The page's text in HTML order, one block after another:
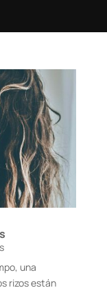
una
rizos están